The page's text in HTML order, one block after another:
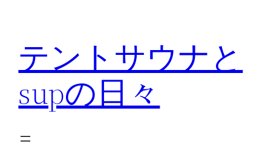
テントサウナと
supの日々